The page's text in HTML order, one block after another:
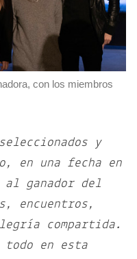
con los miembros
y
en una fecha en
ganador del
encuentros,
compartida.
todo en esta